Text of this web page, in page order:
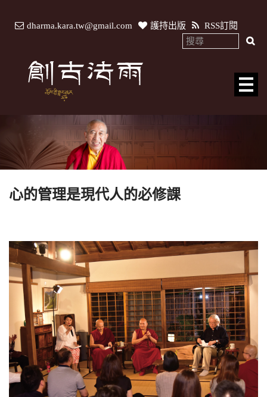
dharma.kara.tw@gmail.com 護持出版 RSS訂閱
心的管理是現代人的必修課